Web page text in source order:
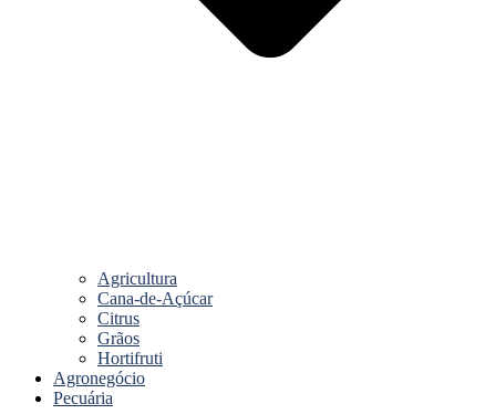
Agricultura
Cana-de-Açúcar
Citrus
Grãos
Hortifruti
Agronegócio
Pecuária